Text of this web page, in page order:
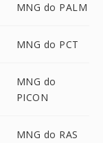
MNG do PALM
MNG do PCT
MNG do
PICON
MNG do RAS